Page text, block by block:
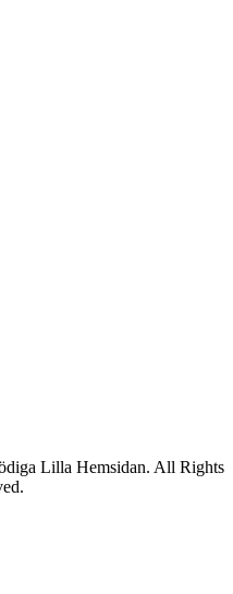
Lilla Hemsidan. All Rights